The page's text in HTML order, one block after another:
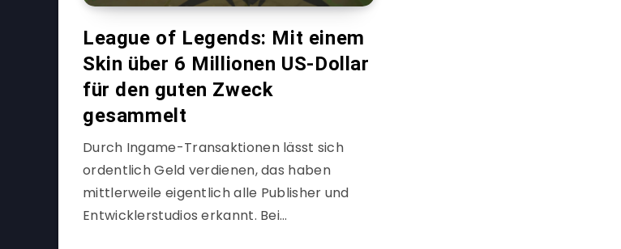
League of Legends: Mit einem
Skin über 6 Millionen US-Dollar
für den guten Zweck
gesammelt
Durch Ingame-Transaktionen lässt sich
ordentlich Geld verdienen, das haben
mittlerweile eigentlich alle Publisher und
Entwicklerstudios erkannt. Bei…